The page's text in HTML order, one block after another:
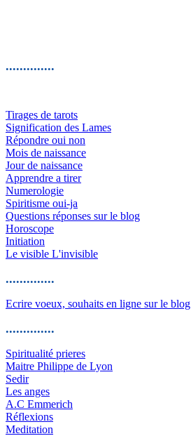
..............
Tirages de tarots
Signification des Lames
Répondre oui non
Mois de naissance
Jour de naissance
Apprendre a tirer
Numerologie
Spiritisme oui-ja
Questions réponses sur le blog
Horoscope
Initiation
Le visible L'invisible
..............
Ecrire voeux, souhaits en ligne sur le blog
..............
Spiritualité prieres
Maitre Philippe de Lyon
Sedir
Les anges
A.C Emmerich
Réflexions
Meditation